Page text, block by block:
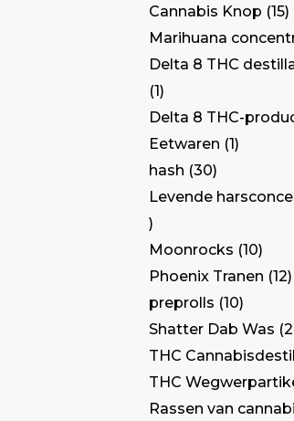
Cannabis Knop 15
Marihuana
Delta 8 THC
1
Delta 8 THC-
Eetwaren 1
hash 30
Levende
Moonrocks 10
Phoenix Tranen 12
preprolls 10
Shatter Dab Was
THC
THC
Rassen van